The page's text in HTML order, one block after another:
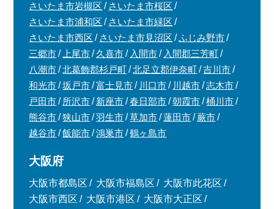
さいたま市岩槻区
さいたま市桜区
さいたま市浦和区
さいたま市緑区
さいたま市西区
さいたま市見沼区
ふじみ野市
三郷市
上尾市 久喜市 入間市
入間郡三芳町
八潮市
北葛飾郡杉戸町 北足立郡伊奈町
吉川市
和光市
坂戸市 富士見市 川口市 川越市
志木市
戸田市
所沢市 新座市 春日部市 朝霞市
桶川市
熊谷市
狭山市 羽生市 草加市 蓮田市
蕨市
越谷市
飯能市 鴻巣市 鶴ヶ島市
大阪府
大阪市都島区 大阪市福島区
大阪市此花区
大阪市西区
大阪市港区
大阪市大正区